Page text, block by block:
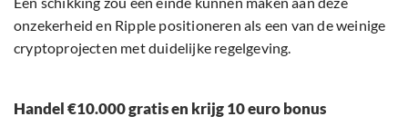
onzekerheid en Ripple positioneren als een van de weinige
cryptoprojecten met duidelijke regelgeving.
Handel €10.000 gratis en krijg 10 euro bonus